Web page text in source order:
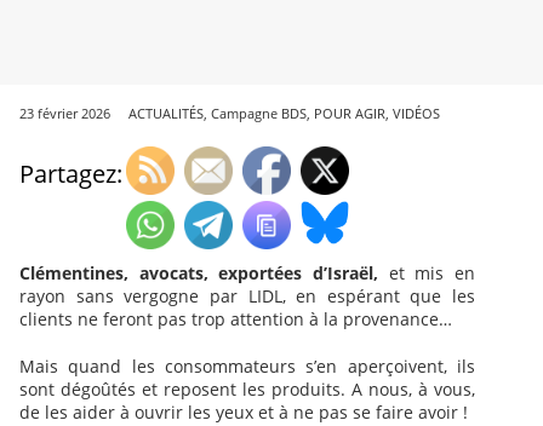
23 février 2026 ACTUALITÉS, Campagne BDS, POUR AGIR, VIDÉOS
Partagez:
Clémentines, avocats, exportées d’Israël, et mis en
rayon sans vergogne par LIDL, en espérant que les
clients ne feront pas trop attention à la provenance…
Mais quand les consommateurs s’en aperçoivent, ils
sont dégoûtés et reposent les produits. A nous, à vous,
de les aider à ouvrir les yeux et à ne pas se faire avoir !